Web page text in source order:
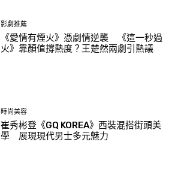
影劇推薦
《愛情有煙火》憑劇情逆襲 《這一秒過
火》靠顏值撐熱度？王楚然兩劇引熱議
時尚美容
崔秀彬登《GQ KOREA》西裝混搭街頭美
學 展現現代男士多元魅力